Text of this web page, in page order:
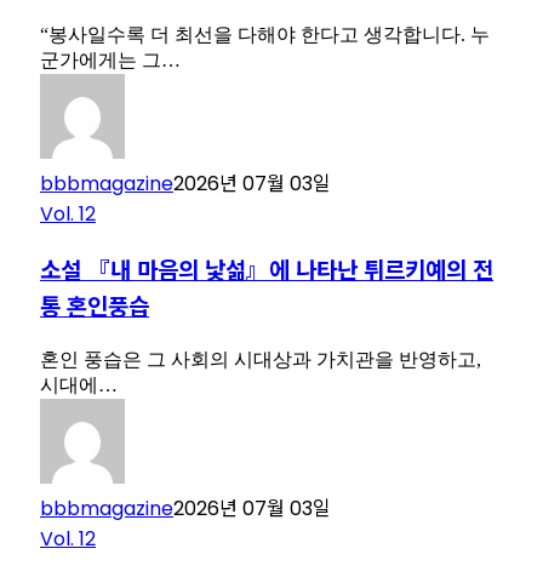
“봉사일수록 더 최선을 다해야 한다고 생각합니다. 누
군가에게는 그…
bbbmagazine2026년 07월 03일
Vol. 12
소설 『내 마음의 낯섦』에 나타난 튀르키예의 전
통 혼인풍습
혼인 풍습은 그 사회의 시대상과 가치관을 반영하고,
시대에…
bbbmagazine2026년 07월 03일
Vol. 12